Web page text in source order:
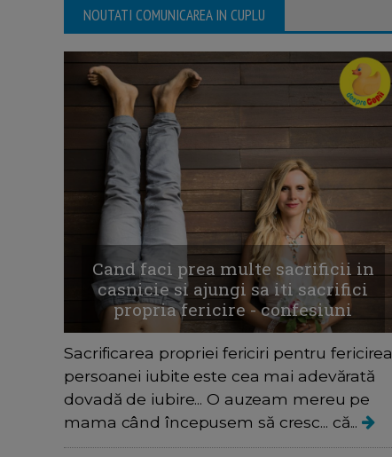
NOUTATI COMUNICAREA IN CUPLU
Cand faci prea multe sacrificii in
casnicie si ajungi sa iti sacrifici
propria fericire - confesiuni
Sacrificarea propriei fericiri pentru fericirea
persoanei iubite este cea mai adevărată
dovadă de iubire... O auzeam mereu pe
mama când începusem să cresc... că...